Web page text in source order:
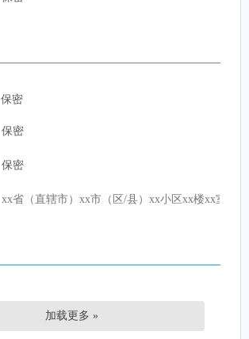
保密
加载更多 »